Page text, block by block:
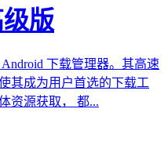
级版
下载管理器。其高速
其成为用户首选的下载工
资源获取， 都...